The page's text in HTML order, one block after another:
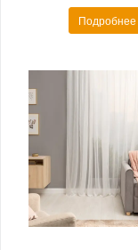
Подробнее